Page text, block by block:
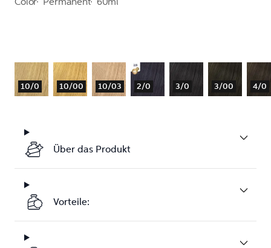
10/0 10/00 10/03 2/0 3/0 3/00 4/0
Über das Produkt
Vorteile: